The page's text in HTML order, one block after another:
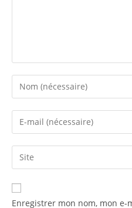
Enregistrer mon nom, mon e-